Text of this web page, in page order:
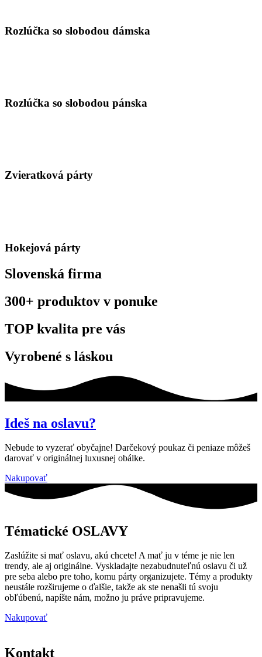
Rozlúčka so slobodou dámska
Rozlúčka so slobodou pánska
Zvieratková párty
Hokejová párty
Slovenská firma
300+ produktov v ponuke
TOP kvalita pre vás
Vyrobené s láskou
Ideš na oslavu?
Nebude to vyzerať obyčajne! Darčekový poukaz či peniaze môžeš
darovať v originálnej luxusnej obálke.
Nakupovať
Tématické OSLAVY
Zaslúžite si mať oslavu, akú chcete! A mať ju v téme je nie len
trendy, ale aj originálne. Vyskladajte nezabudnuteľnú oslavu či už
pre seba alebo pre toho, komu párty organizujete. Témy a produkty
neustále rozširujeme o ďalšie, takže ak ste nenašli tú svoju
obľúbenú, napíšte nám, možno ju práve pripravujeme.
Nakupovať
Kontakt